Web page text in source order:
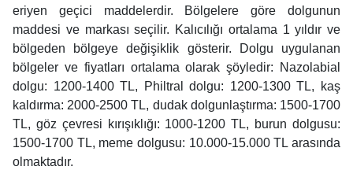
eriyen geçici maddelerdir. Bölgelere göre dolgunun
maddesi ve markası seçilir. Kalıcılığı ortalama 1 yıldır ve
bölgeden bölgeye değişiklik gösterir. Dolgu uygulanan
bölgeler ve fiyatları ortalama olarak şöyledir: Nazolabial
dolgu: 1200-1400 TL, Philtral dolgu: 1200-1300 TL, kaş
kaldırma: 2000-2500 TL, dudak dolgunlaştırma: 1500-1700
TL, göz çevresi kırışıklığı: 1000-1200 TL, burun dolgusu:
1500-1700 TL, meme dolgusu: 10.000-15.000 TL arasında
olmaktadır.